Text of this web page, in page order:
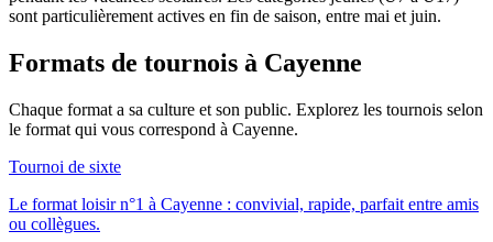
sont particulièrement actives en fin de saison, entre mai et juin.
Formats de tournois à Cayenne
Chaque format a sa culture et son public. Explorez les tournois selon
le format qui vous correspond à Cayenne.
Tournoi de sixte
Le format loisir n°1 à Cayenne : convivial, rapide, parfait entre amis
ou collègues.